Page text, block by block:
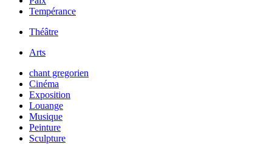
Tempérance
Théâtre
Arts
chant gregorien
Cinéma
Exposition
Louange
Musique
Peinture
Sculpture